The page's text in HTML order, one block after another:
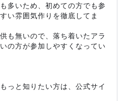
多いため、初めての方でも参
い雰囲気作りを徹底してま
も無いので、落ち着いたアラ
の方が参加しやすくなってい
っと知りたい方は、公式サイ